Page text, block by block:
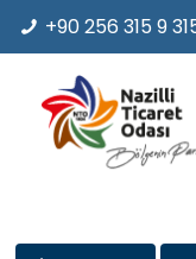
+90 256 315 9